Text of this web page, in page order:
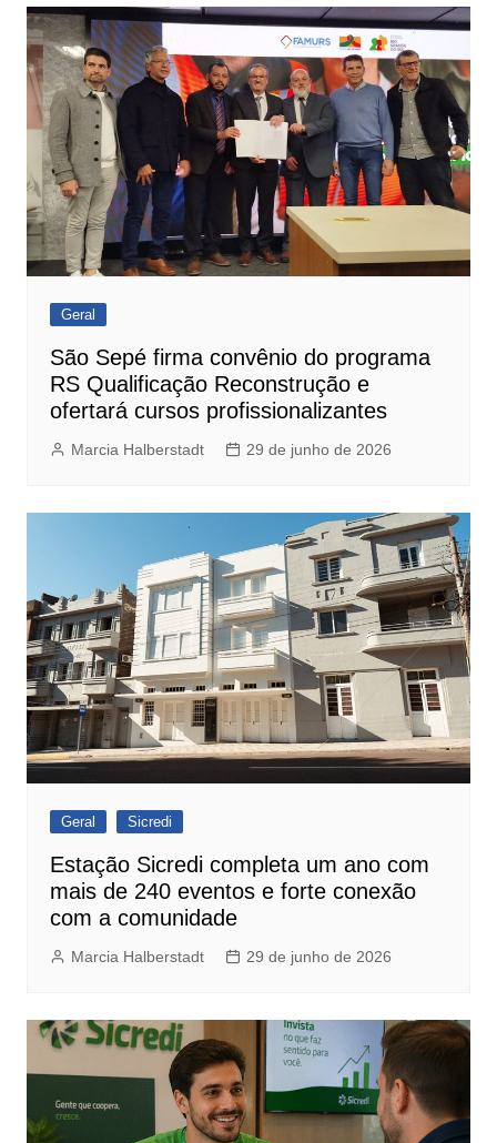
Geral
São Sepé firma convênio do programa
RS Qualificação Reconstrução e
ofertará cursos profissionalizantes
Marcia Halberstadt 29 de junho de 2026
Geral Sicredi
Estação Sicredi completa um ano com
mais de 240 eventos e forte conexão
com a comunidade
Marcia Halberstadt 29 de junho de 2026